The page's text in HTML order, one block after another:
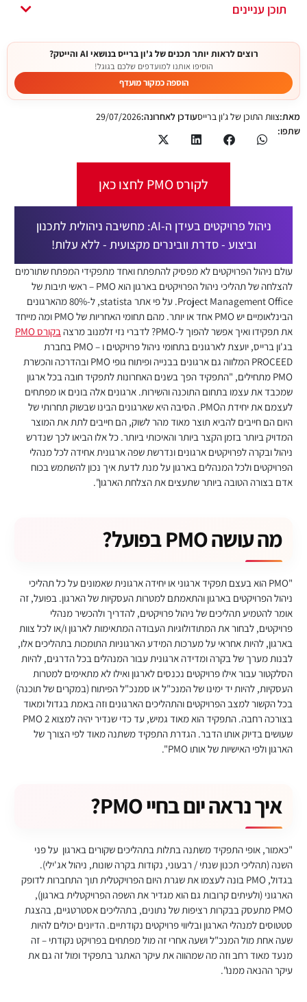
תוכן עניינים
רוצים לראות יותר תכנים של ג'ון ברייס בנושאי AI והייטק?
הוסיפו אותנו למועדפים שלכם בגוגל!
הוספה כמקור מועדף
מאת:צוות התוכן של ג'ון ברייסעודכן לאחרונה:29/07/2026
שתפו:
לקורס PMO לחצו כאן
ניהול פרויקטים בעידן ה-AI: מחשיבה ניהולית לתכנון
וביצוע - סדרת וובינרים מקצועית - ללא עלות!
עולם ניהול הפרויקטים לא מפסיק להתפתח ואחד מתפקידי המפתח שתורמים
להצלחה של תהליכי ניהול הפרויקטים בארגון הוא PMO – ראשי תיבות של
Project Management Office. על פי אתר statista, ל-80% מהארגונים
הבינלאומיים יש PMO אחד או יותר. מהם תחומי האחריות של PMO ומה מייחד
את תפקידו ואיך אפשר להפוך ל-PMO? לדברי נזי זלמנוב מרצה
בקורס PMO
בג'ון ברייס, יועצת לארגונים בתחומי ניהול פרויקטים ו – PMO בחברת
PROCEED המלווה גם ארגונים בבנייה ופיתוח גופי PMO ובהדרכה והכשרת
PMO מתחילים, "התפקיד הפך בשנים האחרונות לתפקיד חובה בכל ארגון
שמכבד את עצמו בתחום התוכנה והשירות. ארגונים אלה בונים או מפתחים
לעצמם את יחידת הPMO. הסיבה היא שארגונים הבינו שבשוק תחרותי של
היום הם חייבים להביא תוצר מאוד מהר לשוק, הם חייבים לתת את המוצר
המדויק ביותר בזמן הקצר ביותר והאיכותי ביותר. כל אלו הביאו לכך שנדרש
ניהול ובקרה לפרויקטים ארגונים ונדרשת שפה ארגונית אחידה לכל מנהלי
הפרויקטים ולכל המנהלים בארגון על מנת לדעת איך נכון להשתמש בכוח
אדם בצורה הטובה ביותר שתעצים את הצלחת הארגון".
מה עושה PMO בפועל?
"PMO הוא בעצם תפקיד ארגוני או יחידה ארגונית שאמונים על כל תהליכי
ניהול הפרויקטים בארגון והתאמתם למטרות העסקיות של הארגון. בפועל, זה
אומר להטמיע תהליכים של ניהול פרויקטים, להדריך ולהכשיר מנהלי
פרויקטים, לבחור את המתודולוגיות העבודה המתאימות לארגון ו/או לכל צוות
בארגון, להיות אחראי על מערכות המידע הארגוניות התומכות בתהליכים אלו,
לבנות מערך של בקרה ומדידה ארגונית עבור המנהלים בכל הדרגים, להיות
הסלקטור עבור אילו פרויקטים נכנסים לארגון ואילו לא מתאימים למטרות
העסקיות, להיות יד ימינו של המנכ"ל או סמנכ"ל הפיתוח (במקרים של תוכנה)
בכל הקשור למצב הפרויקטים והתהליכים הארגונים וזה באמת בגדול ומאוד
בצורכה רחבה. התפקיד הוא מאוד גמיש, עד כדי שנדיר יהיה למצוא 2 PMO
שעושים בדיוק אותו הדבר. הגדרת התפקיד משתנה מאוד לפי הצורך של
הארגון ולפי האישיות של אותו PMO".
איך נראה יום בחיי PMO?
"כאמור, אופי התפקיד משתנה בתלות בתהליכים שקורים בארגון על פני
השנה (תהליכי תכנון שנתי / רבעוני, נקודות בקרה שונות, ניהול אג'ילי).
בגדול, PMO בונה לעצמו את שגרת היום הפרויקטלית תוך התחברות לדופק
הארגוני (ולעיתים קרובות גם הוא מגדיר את השפה הפרויקטלית בארגון),
PMO מתעסק בבקרות רציפות של נתונים, בתהליכים אסטרטגיים, בהצגת
סטטוסים למנהלי הארגון ובליווי פרויקטים נקודתיים. הדיונים יכולים להיות
שעה אחת מול המנכ"ל ושעה אחרי זה מול מפתחים בפרויקט נקודתי – זה
מנעד מאוד רחב וזה מה שמהווה את עיקר האתגר בתפקיד ומול זה גם את
עיקר ההנאה ממנו".